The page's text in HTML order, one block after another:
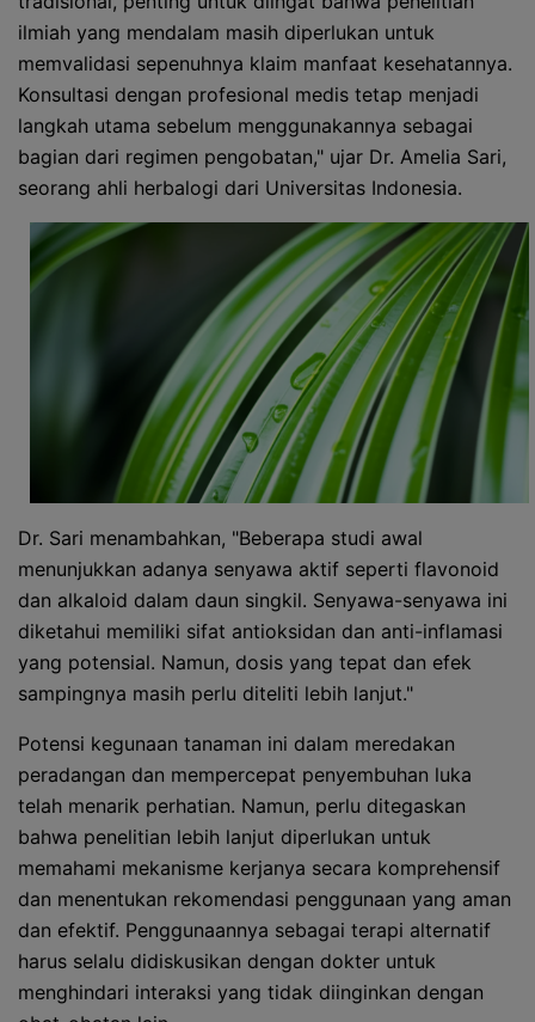
ilmiah yang mendalam masih diperlukan untuk
memvalidasi sepenuhnya klaim manfaat kesehatannya.
Konsultasi dengan profesional medis tetap menjadi
langkah utama sebelum menggunakannya sebagai
bagian dari regimen pengobatan," ujar Dr. Amelia Sari,
seorang ahli herbalogi dari Universitas Indonesia.
Dr. Sari menambahkan, "Beberapa studi awal
menunjukkan adanya senyawa aktif seperti flavonoid
dan alkaloid dalam daun singkil. Senyawa-senyawa ini
diketahui memiliki sifat antioksidan dan anti-inflamasi
yang potensial. Namun, dosis yang tepat dan efek
sampingnya masih perlu diteliti lebih lanjut."
Potensi kegunaan tanaman ini dalam meredakan
peradangan dan mempercepat penyembuhan luka
telah menarik perhatian. Namun, perlu ditegaskan
bahwa penelitian lebih lanjut diperlukan untuk
memahami mekanisme kerjanya secara komprehensif
dan menentukan rekomendasi penggunaan yang aman
dan efektif. Penggunaannya sebagai terapi alternatif
harus selalu didiskusikan dengan dokter untuk
menghindari interaksi yang tidak diinginkan dengan